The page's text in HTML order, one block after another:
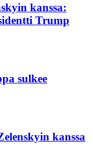
kanssa:
Trump
sulkee
kanssa